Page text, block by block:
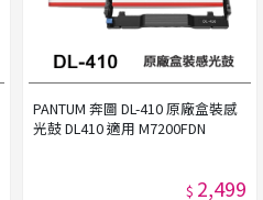
PANTUM 奔圖 DL-410 原廠盒裝感
光鼓 DL410 適用 M7200FDN
$ 2,499